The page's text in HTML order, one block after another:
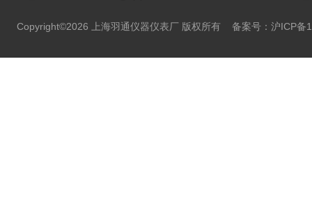
Copyright©2026 上海羽通仪器仪表厂 版权所有 备案号：沪ICP备